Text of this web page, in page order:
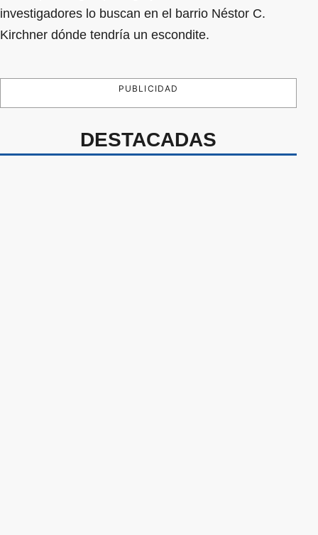
investigadores lo buscan en el barrio Néstor C.
Kirchner dónde tendría un escondite.
PUBLICIDAD
DESTACADAS